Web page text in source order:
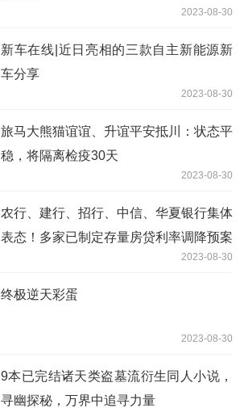
2023-08-30
新车在线|近日亮相的三款自主新能源新
车分享
2023-08-30
旅马大熊猫谊谊、升谊平安抵川：状态平
稳，将隔离检疫30天
2023-08-30
农行、建行、招行、中信、华夏银行集体
表态！多家已制定存量房贷利率调降预案
2023-08-30
终极逆天彩蛋
2023-08-30
9本已完结诸天类盗墓流衍生同人小说，
寻幽探秘，万界中追寻力量